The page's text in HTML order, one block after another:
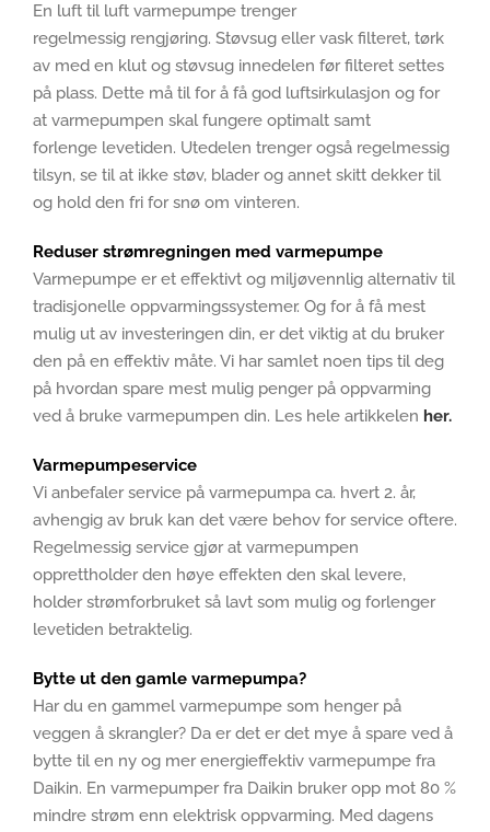
En luft til luft varmepumpe trenger
regelmessig rengjøring. Støvsug eller vask filteret, tørk
av med en klut og støvsug innedelen før filteret settes
på plass. Dette må til for å få god luftsirkulasjon og for
at varmepumpen skal fungere optimalt samt
forlenge levetiden. Utedelen trenger også regelmessig
tilsyn, se til at ikke støv, blader og annet skitt dekker til
og hold den fri for snø om vinteren.
Reduser strømregningen med varmepumpe
Varmepumpe er et effektivt og miljøvennlig alternativ til
tradisjonelle oppvarmingssystemer. Og for å få mest
mulig ut av investeringen din, er det viktig at du bruker
den på en effektiv måte. Vi har samlet noen tips til deg
på hvordan spare mest mulig penger på oppvarming
ved å bruke varmepumpen din. Les hele artikkelen her.
Varmepumpeservice
Vi anbefaler service på varmepumpa ca. hvert 2. år,
avhengig av bruk kan det være behov for service oftere.
Regelmessig service gjør at varmepumpen
opprettholder den høye effekten den skal levere,
holder strømforbruket så lavt som mulig og forlenger
levetiden betraktelig.
Bytte ut den gamle varmepumpa?
Har du en gammel varmepumpe som henger på
veggen å skrangler? Da er det er det mye å spare ved å
bytte til en ny og mer energieffektiv varmepumpe fra
Daikin. En varmepumper fra Daikin bruker opp mot 80 %
mindre strøm enn elektrisk oppvarming. Med dagens